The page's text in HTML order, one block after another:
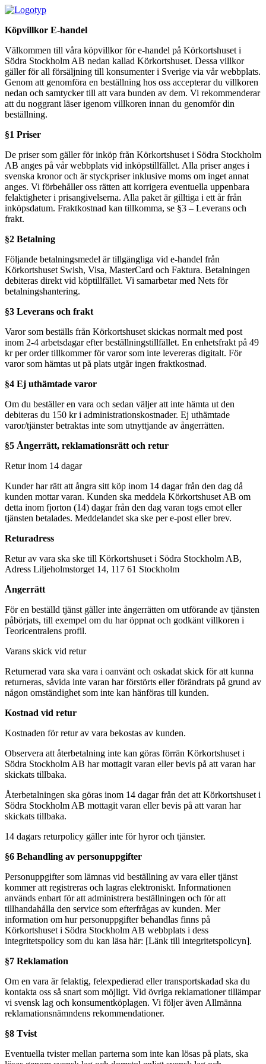
Köpvillkor E-handel
Välkommen till våra köpvillkor för e-handel på Körkortshuset i
Södra Stockholm AB nedan kallad Körkortshuset. Dessa villkor
gäller för all försäljning till konsumenter i Sverige via vår webbplats.
Genom att genomföra en beställning hos oss accepterar du villkoren
nedan och samtycker till att vara bunden av dem. Vi rekommenderar
att du noggrant läser igenom villkoren innan du genomför din
beställning.
§1 Priser
De priser som gäller för inköp från Körkortshuset i Södra Stockholm
AB anges på vår webbplats vid inköpstillfället. Alla priser anges i
svenska kronor och är styckpriser inklusive moms om inget annat
anges. Vi förbehåller oss rätten att korrigera eventuella uppenbara
felaktigheter i prisangivelserna. Alla paket är gilltiga i ett år från
inköpsdatum. Fraktkostnad kan tillkomma, se §3 – Leverans och
frakt.
§2 Betalning
Följande betalningsmedel är tillgängliga vid e-handel från
Körkortshuset Swish, Visa, MasterCard och Faktura. Betalningen
debiteras direkt vid köptillfället. Vi samarbetar med Nets för
betalningshantering.
§3 Leverans och frakt
Varor som beställs från Körkortshuset skickas normalt med post
inom 2-4 arbetsdagar efter beställningstillfället. En enhetsfrakt på 49
kr per order tillkommer för varor som inte levereras digitalt. För
varor som hämtas ut på plats utgår ingen fraktkostnad.
§4 Ej uthämtade varor
Om du beställer en vara och sedan väljer att inte hämta ut den
debiteras du 150 kr i administrationskostnader. Ej uthämtade
varor/tjänster betraktas inte som utnyttjande av ångerrätten.
§5 Ångerrätt, reklamationsrätt och retur
Retur inom 14 dagar
Kunder har rätt att ångra sitt köp inom 14 dagar från den dag då
kunden mottar varan. Kunden ska meddela Körkortshuset AB om
detta inom fjorton (14) dagar från den dag varan togs emot eller
tjänsten betalades. Meddelandet ska ske per e-post eller brev.
Returadress
Retur av vara ska ske till Körkortshuset i Södra Stockholm AB,
Adress Liljeholmstorget 14, 117 61 Stockholm
Ångerrätt
För en beställd tjänst gäller inte ångerrätten om utförande av tjänsten
påbörjats, till exempel om du har öppnat och godkänt villkoren i
Teoricentralens profil.
Varans skick vid retur
Returnerad vara ska vara i oanvänt och oskadat skick för att kunna
returneras, såvida inte varan har förstörts eller förändrats på grund av
någon omständighet som inte kan hänföras till kunden.
Kostnad vid retur
Kostnaden för retur av vara bekostas av kunden.
Observera att återbetalning inte kan göras förrän Körkortshuset i
Södra Stockholm AB har mottagit varan eller bevis på att varan har
skickats tillbaka.
Återbetalningen ska göras inom 14 dagar från det att Körkortshuset i
Södra Stockholm AB mottagit varan eller bevis på att varan har
skickats tillbaka.
14 dagars returpolicy gäller inte för hyror och tjänster.
§6 Behandling av personuppgifter
Personuppgifter som lämnas vid beställning av vara eller tjänst
kommer att registreras och lagras elektroniskt. Informationen
används enbart för att administrera beställningen och för att
tillhandahålla den service som efterfrågas av kunden. Mer
information om hur personuppgifter behandlas finns på
Körkortshuset i Södra Stockholm AB webbplats i dess
integritetspolicy som du kan läsa här: [Länk till integritetspolicyn].
§7 Reklamation
Om en vara är felaktig, felexpedierad eller transportskadad ska du
kontakta oss så snart som möjligt. Vid övriga reklamationer tillämpar
vi svensk lag och konsumentköplagen. Vi följer även Allmänna
reklamationsnämndens rekommendationer.
§8 Tvist
Eventuella tvister mellan parterna som inte kan lösas på plats, ska